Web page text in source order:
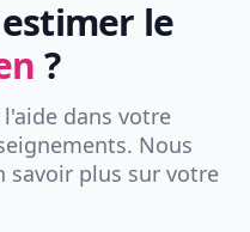
le
?
dans votre
Nous
savoir plus sur votre